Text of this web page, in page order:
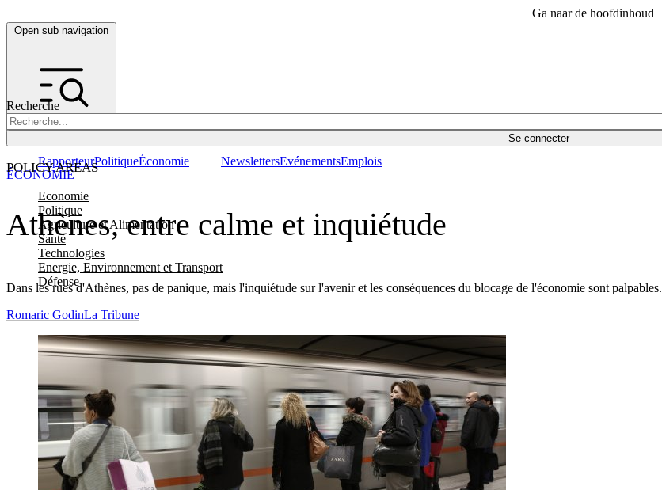
Ga naar de hoofdinhoud
Open sub navigation
Recherche
Se connecter
POLICY AREAS
Economie
Politique
Agriculture et Alimentation
Santé
Technologies
Energie, Environnement et Transport
Défense
RapporteurPolitiqueÉconomie NewslettersEvénementsEmplois
Athènes, entre calme et inquiétude
Dans les rues d'Athènes, pas de panique, mais l'inquiétude sur l'avenir et les conséquences du blocage de l'économie sont palpables.
ÉCONOMIE
Romaric GodinLa Tribune